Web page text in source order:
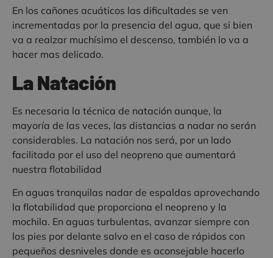
En los cañones acuáticos las dificultades se ven
incrementadas por la presencia del agua, que si bien
va a realzar muchísimo el descenso, también lo va a
hacer mas delicado.
La Natación
Es necesaria la técnica de natación aunque, la
mayoría de las veces, las distancias a nadar no serán
considerables. La natación nos será, por un lado
facilitada por el uso del neopreno que aumentará
nuestra flotabilidad
En aguas tranquilas nadar de espaldas aprovechando
la flotabilidad que proporciona el neopreno y la
mochila. En aguas turbulentas, avanzar siempre con
los pies por delante salvo en el caso de rápidos con
pequeños desniveles donde es aconsejable hacerlo